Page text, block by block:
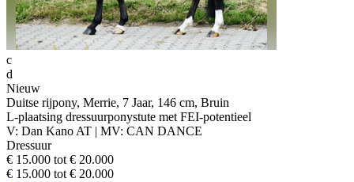
c
d
Nieuw
Duitse rijpony, Merrie, 7 Jaar, 146 cm, Bruin
L-plaatsing dressuurponystute met FEI-potentieel
V: Dan Kano AT | MV: CAN DANCE
Dressuur
€ 15.000 tot € 20.000
€ 15.000 tot € 20.000